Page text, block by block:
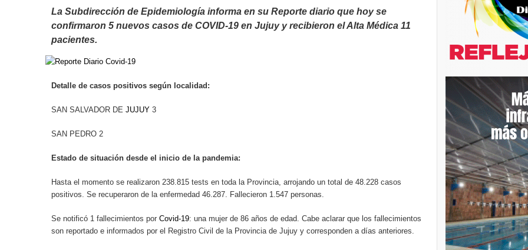
La Subdirección de Epidemiología informa en su Reporte diario que hoy se
confirmaron 5 nuevos casos de COVID-19 en Jujuy y recibieron el Alta Médica 11
pacientes.
Detalle de casos positivos según localidad:
SAN SALVADOR DE JUJUY 3
SAN PEDRO 2
Estado de situación desde el inicio de la pandemia:
Hasta el momento se realizaron 238.815 tests en toda la Provincia, arrojando un total de 48.228 casos
positivos. Se recuperaron de la enfermedad 46.287. Fallecieron 1.547 personas.
Se notificó 1 fallecimientos por Covid-19: una mujer de 86 años de edad. Cabe aclarar que los fallecimientos
son reportado e informados por el Registro Civil de la Provincia de Jujuy y corresponden a días anteriores.